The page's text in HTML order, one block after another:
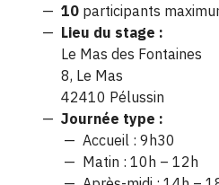
10 participants
Lieu du stage :
Le Mas des Fontaines
8, Le Mas
42410 Pélussin
Journée type :
Accueil : 9h30
Matin : 10h – 12h